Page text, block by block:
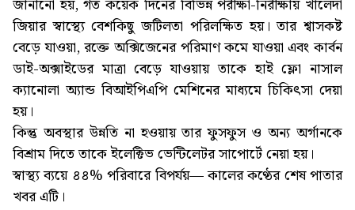
জানানো হয়, গত কয়েক দিনের বিভিন্ন পরীক্ষা-নিরীক্ষায় খালেদা
জিয়ার স্বাস্থ্যে বেশকিছু জটিলতা পরিলক্ষিত হয়। তার শ্বাসকষ্ট
বেড়ে যাওয়া, রক্তে অক্সিজেনের পরিমাণ কমে যাওয়া এবং কার্বন
ডাই-অক্সাইডের মাত্রা বেড়ে যাওয়ায় তাকে হাই ফ্লো নাসাল
ক্যানোলা অ্যান্ড বিআইপিএপি মেশিনের মাধ্যমে চিকিৎসা দেয়া
হয়।
কিন্তু অবস্থার উন্নতি না হওয়ায় তার ফুসফুস ও অন্য অর্গানকে
বিশ্রাম দিতে তাকে ইলেক্টিভ ভেন্টিলেটর সাপোর্টে নেয়া হয়।
স্বাস্থ্য ব্যয়ে ৪৪% পরিবারে বিপর্যয়— কালের কণ্ঠের শেষ পাতার
খবর এটি।